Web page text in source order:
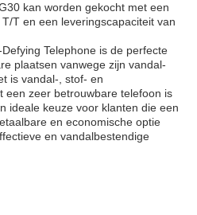
kan worden gekocht met een
T en een leveringscapaciteit van
Telephone is de perfecte
plaatsen vanwege zijn vandal-
is vandal-, stof- en
een zeer betrouwbare telefoon is
ideale keuze voor klanten die een
en economische optie
en vandalbestendige